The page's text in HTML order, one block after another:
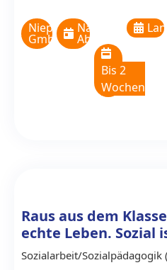
Niepmann
GmbH
Nach
Absprache
Bis 2
Wochen
Raus aus dem
echte Leben. Sozial
Sozialarbeit/